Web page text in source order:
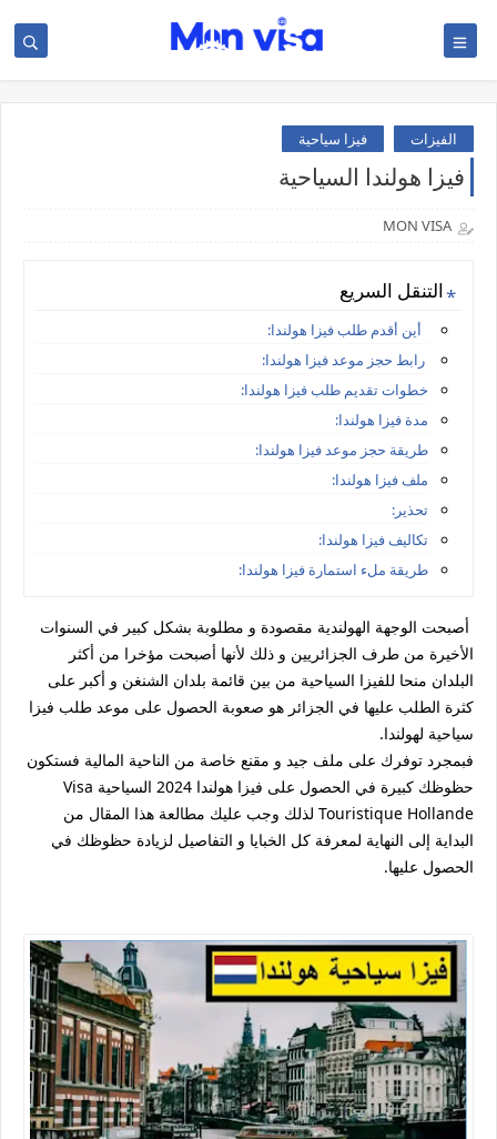
الفيزات فيزا سياحية
فيزا هولندا السياحية
MON VISA
التنقل السريع
أين أقدم طلب فيزا هولندا:
رابط حجز موعد فيزا هولندا:
خطوات تقديم طلب فيزا هولندا:
مدة فيزا هولندا:
طريقة حجز موعد فيزا هولندا:
ملف فيزا هولندا:
تحذير:
تكاليف فيزا هولندا:
طريقة ملء استمارة فيزا هولندا:
أصبحت الوجهة الهولندية مقصودة و مطلوبة بشكل كبير في السنوات
الأخيرة من طرف الجزائريين و ذلك لأنها أصبحت مؤخرا من أكثر
البلدان منحا للفيزا السياحية من بين قائمة بلدان الشنغن و أكبر على
كثرة الطلب عليها في الجزائر هو صعوبة الحصول على موعد طلب فيزا
سياحية لهولندا.
فبمجرد توفرك على ملف جيد و مقنع خاصة من الناحية المالية فستكون
حظوظك كبيرة في الحصول على فيزا هولندا 2024 السياحية Visa
Touristique Hollande لذلك وجب عليك مطالعة هذا المقال من
البداية إلى النهاية لمعرفة كل الخبايا و التفاصيل لزيادة حظوظك في
الحصول عليها.